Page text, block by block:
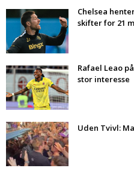
Chelsea
skifter for 21
Rafael Leao
stor interesse
Uden Tvivl: